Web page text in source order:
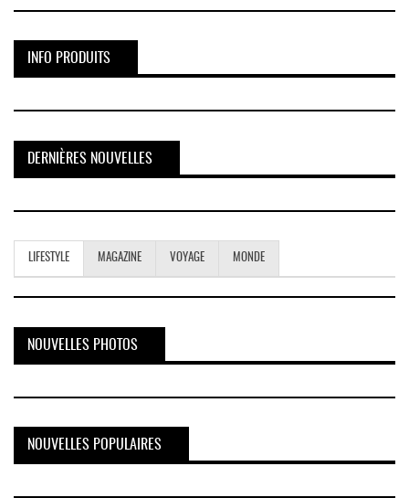
INFO PRODUITS
DERNIÈRES NOUVELLES
LIFESTYLE MAGAZINE VOYAGE MONDE
NOUVELLES PHOTOS
NOUVELLES POPULAIRES